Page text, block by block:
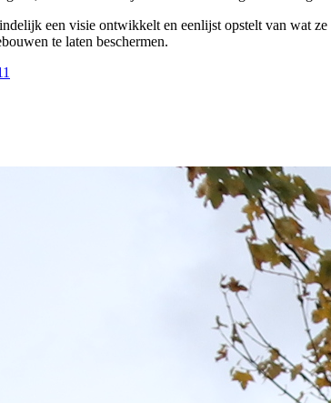
een visie ontwikkelt en eenlijst opstelt van wat
te laten beschermen.